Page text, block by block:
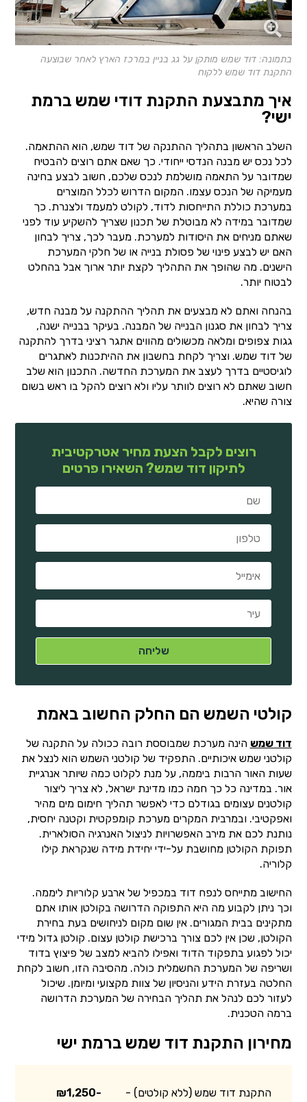
בתמונה: דוד שמש מותקן על גג בניין במרכז הארץ לאחר שבוצעה
התקנת דוד שמש ללקוח
איך מתבצעת התקנת דודי שמש ברמת
ישי?
השלב הראשון בתהליך ההתנקה של דוד שמש, הוא ההתאמה.
לכל נכס יש מבנה הנדסי ייחודי. כך שאם אתם רוצים להבטיח
שמדובר על התאמה מושלמת לנכס שלכם, חשוב לבצע בחינה
מעמיקה של הנכס עצמו. המקום הדרוש לכלל המוצרים
במערכת כוללת התייחסות לדוד, לקולט למעמד ולצנרת. כך
שמדובר במידה לא מבוטלת של תכנון שצריך להשקיע עוד לפני
שאתם מניחים את היסודות למערכת. מעבר לכך, צריך לבחון
האם יש לבצע פינוי של פסולת בנייה או של חלקי המערכת
הישנים. מה שהופך את התהליך לקצת יותר ארוך אבל בהחלט
לבטוח יותר.
בהנחה ואתם לא מבצעים את תהליך ההתקנה על מבנה חדש,
צריך לבחון את סגנון הבנייה של המבנה. בעיקר בבנייה ישנה,
גגות צפופים ומלאה מכשולים מהווים אתגר רציני בדרך להתקנה
של דוד שמש. וצריך לקחת בחשבון את ההיתכנות לאתגרים
לוגיסטיים בדרך לעצב את המערכת החדשה. התכנון הוא שלב
חשוב שאתם לא רוצים לוותר עליו ולא רוצים להקל בו ראש בשום
צורה שהיא.
רוצים לקבל הצעת מחיר אטרקטיבית
לתיקון דוד שמש? השאירו פרטים
קולטי השמש הם החלק החשוב באמת
דוד שמש הינה מערכת שמבוססת רובה ככולה על התקנה של
קולטני שמש איכותיים. התפקיד של קולטני השמש הוא לנצל את
שעות האור הרבות ביממה, על מנת לקלוט כמה שיותר אנרגיית
אור. במדינה כל כך חמה כמו מדינת ישראל, לא צריך ליצור
קולטנים עצומים בגודלם כדי לאפשר תהליך חימום מים מהיר
ואפקטיבי. ובמרבית המקרים מערכת קומפקטית וקטנה יחסית,
נותנת לכם את מירב האפשרויות לניצול האנרגיה הסולארית.
תפוקת הקולטן מחושבת על-ידי יחידת מידה שנקראת קילו
קלוריה.
החישוב מתייחס לנפח דוד במכפיל של ארבע קלוריות ליממה.
וכך ניתן לקבוע מה היא התפוקה הדרושה בקולטן אותו אתם
מתקינים בבית המגורים. אין שום מקום לניחושים בעת בחירת
הקולטן, שכן אין לכם צורך ברכישת קולטן עצום. קולטן גדול מידי
יכול לפגוע בתפקוד הדוד ואפילו להביא למצב של פיצוץ בדוד
ושריפה של המערכת החשמלית כולה. מהסיבה הזו, חשוב לקחת
החלטה בעזרת הידע והניסיון של צוות מקצועי ומיומן. שיכול
לעזור לכם לנהל את תהליך הבחירה של המערכת הדרושה
ברמה הטכנית.
מחירון התקנת דוד שמש ברמת ישי
התקנת דוד שמש (ללא קולטים) -
₪1,250-